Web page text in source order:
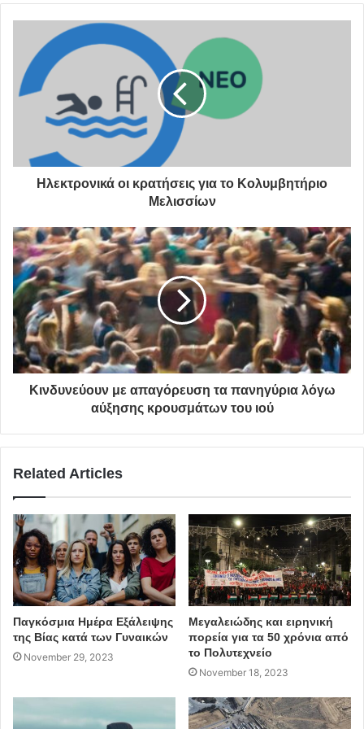
“αποθήκες”, και φυλάγουν εκεί μέσα τα βαρέλια με τα
κρασιά».
Μια τέτοια αποθήκη ξεκίνησε να μετατρέπει σε Κέντρο
Υποστήριξης Οικογένειας και Παιδιού η οργάνωση Άρσις,
με τη χρηματοδότηση της Unicef . Την ίδια περίοδο,
αμέσως μετά την απώλεια της Άλκης Ζέη, η οικογένεια
της συγγραφέως αποφάσιζε να αποδώσει δωρεές αντί
στεφάνων σε τρεις ανθρωπιστικές οργανώσεις, μεταξύ
των οποίων και η Άρσις. Τότε, η οργάνωση προχώρησε
στηνονομασία του νεοσύστατου Κέντρου σε «Άλκη
Ζέη», προκειμένου να αποδώσει τιμή στην αγαπημένη
συγγραφέα των παιδιών και νέων, αλλά και να στείλει
ένα μήνυμα αρμονικής συνύπαρξης.
«Η Άλκη Ζέη, η κοινωνικά διεισδυτική συγγραφέας, η
παραπάνω από μία φορές στη ζωή της προσφύγισσα, η
αγωνίστρια των κοινωνικών και πολιτικών δικαιωμάτων,
αλλά και το ευαίσθητο κορίτσι με την παιδική ηλικία στο
Μαλαγάρι, αποτελεί το ισχυρό σύμβολο συνύπαρξης,
κοινωνικής δράσης και τόλμης που επιλέξαμε για το
“Λαμαγάρι”, στο Βαθύ της Σάμου», σημειώνει η
οργάνωση.
Ηλεκτρονικά οι κρατήσεις για το Κολυμβητήριο
Μελισσίων
Κινδυνεύουν με απαγόρευση τα πανηγύρια λόγω
αύξησης κρουσμάτων του ιού
Related Articles
Παγκόσμια Ημέρα Εξάλειψης
της Βίας κατά των Γυναικών
November 29, 2023
Μεγαλειώδης και ειρηνική
πορεία για τα 50 χρόνια από
το Πολυτεχνείο
November 18, 2023